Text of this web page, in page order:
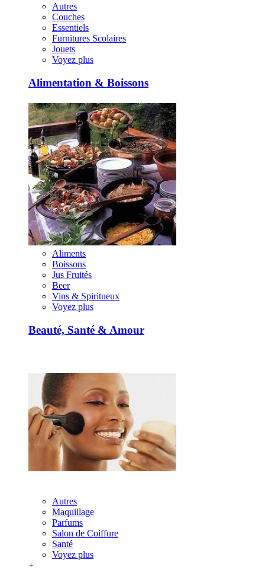
Autres
Couches
Essentiels
Furnitures Scolaires
Jouets
Voyez plus
Alimentation & Boissons
Aliments
Boissons
Jus Fruités
Beer
Vins & Spiritueux
Voyez plus
Beauté, Santé & Amour
Autres
Maquillage
Parfums
Salon de Coiffure
Santé
Voyez plus
+